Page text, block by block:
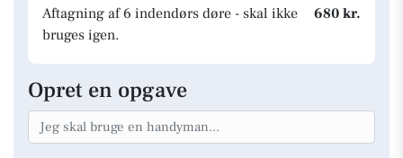
Aftagning af 6 indendørs døre - skal ikke
bruges igen.
680 kr.
Opret en opgave